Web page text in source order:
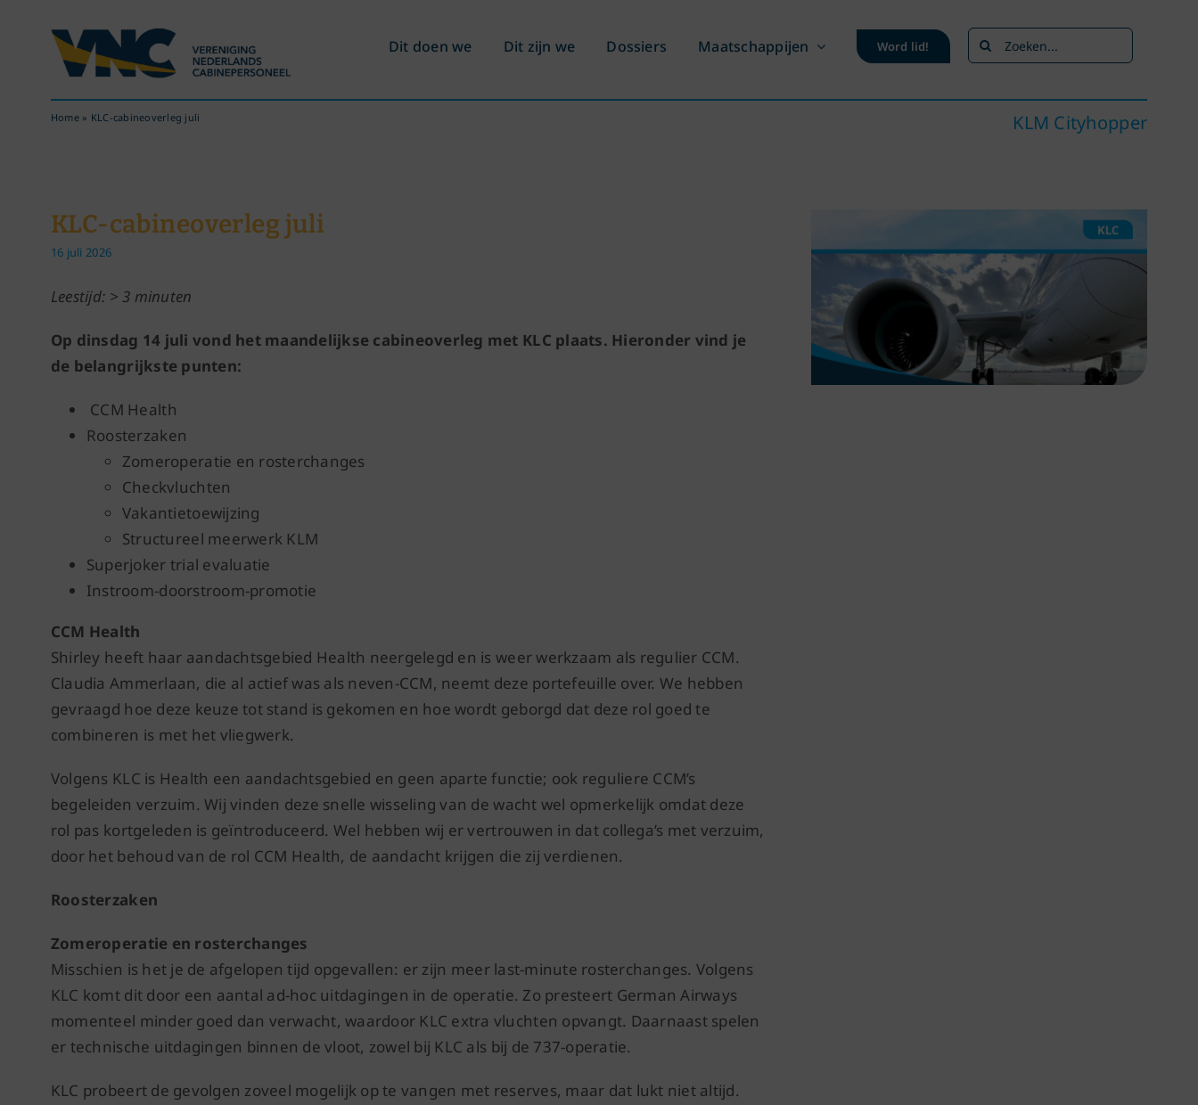
Dit doen we Dit zijn we Dossiers Maatschappijen Word lid!
Zoeken
naar:
Home» KLC-cabineoverleg juli KLM Cityhopper
KLC-cabineoverleg juli
16 juli 2026
Leestijd: > 3 minuten
Op dinsdag 14 juli vond het maandelijkse cabineoverleg met KLC plaats. Hieronder vind je
de belangrijkste punten:
CCM Health
Roosterzaken
Zomeroperatie en rosterchanges
Checkvluchten
Vakantietoewijzing
Structureel meerwerk KLM
Superjoker trial evaluatie
Instroom-doorstroom-promotie
CCM Health
Shirley heeft haar aandachtsgebied Health neergelegd en is weer werkzaam als regulier CCM.
Claudia Ammerlaan, die al actief was als neven-CCM, neemt deze portefeuille over. We hebben
gevraagd hoe deze keuze tot stand is gekomen en hoe wordt geborgd dat deze rol goed te
combineren is met het vliegwerk.
Volgens KLC is Health een aandachtsgebied en geen aparte functie; ook reguliere CCM’s
begeleiden verzuim. Wij vinden deze snelle wisseling van de wacht wel opmerkelijk omdat deze
rol pas kortgeleden is geïntroduceerd. Wel hebben wij er vertrouwen in dat collega’s met verzuim,
door het behoud van de rol CCM Health, de aandacht krijgen die zij verdienen.
Roosterzaken
Zomeroperatie en rosterchanges
Misschien is het je de afgelopen tijd opgevallen: er zijn meer last-minute rosterchanges. Volgens
KLC komt dit door een aantal ad-hoc uitdagingen in de operatie. Zo presteert German Airways
momenteel minder goed dan verwacht, waardoor KLC extra vluchten opvangt. Daarnaast spelen
er technische uitdagingen binnen de vloot, zowel bij KLC als bij de 737-operatie.
KLC probeert de gevolgen zoveel mogelijk op te vangen met reserves, maar dat lukt niet altijd.